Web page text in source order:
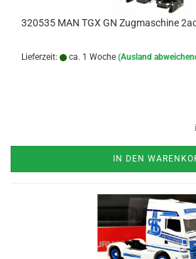
320535 MAN TGX GN Zugmaschine
Lieferzeit: ca. 1 Woche (Ausland
IN DEN